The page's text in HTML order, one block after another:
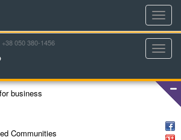
050 380-1456
business
Communities